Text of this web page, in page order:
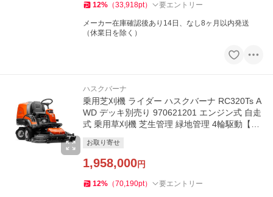
12% （33,918pt） 要エントリー
メーカー在庫確認後あり14日、なし8ヶ月以内発送
（休業日を除く）
ハスクバーナ
乗用芝刈機 ライダー ハスクバーナ RC320Ts A
WD デッキ別売り 970621201 エンジン式 自走
式 乗用草刈機 芝生管理 緑地管理 4輪駆動【18
お取り寄せ
1,958,000円
12% （70,190pt） 要エントリー